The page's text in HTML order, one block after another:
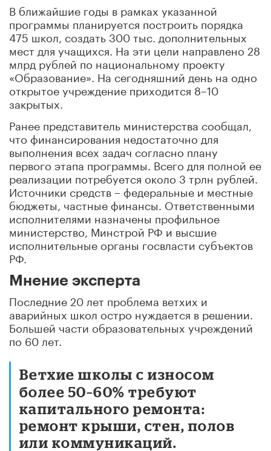
В ближайшие годы в рамках указанной
программы планируется построить порядка
475 школ, создать 300 тыс. дополнительных
мест для учащихся. На эти цели направлено 28
млрд рублей по национальному проекту
«Образование». На сегодняшний день на одно
открытое учреждение приходится 8–10
закрытых.
Ранее представитель министерства сообщал,
что финансирования недостаточно для
выполнения всех задач согласно плану
первого этапа программы. Всего для полной ее
реализации потребуется около 3 трлн рублей.
Источники средств – федеральные и местные
бюджеты, частные финансы. Ответственными
исполнителями назначены профильное
министерство, Минстрой РФ и высшие
исполнительные органы госвласти субъектов
РФ.
Мнение эксперта
Последние 20 лет проблема ветхих и
аварийных школ остро нуждается в решении.
Большей части образовательных учреждений
по 60 лет.
Ветхие школы с износом
более 50–60% требуют
капитального ремонта:
ремонт крыши, стен, полов
или коммуникаций.